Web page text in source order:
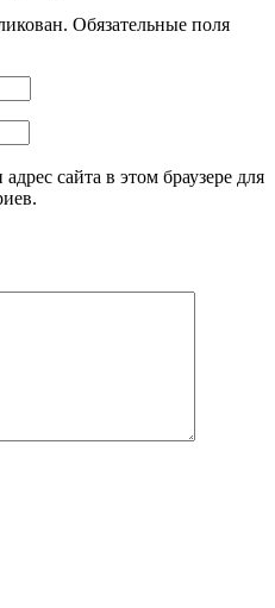
Обязательные поля
сайта в этом браузере для